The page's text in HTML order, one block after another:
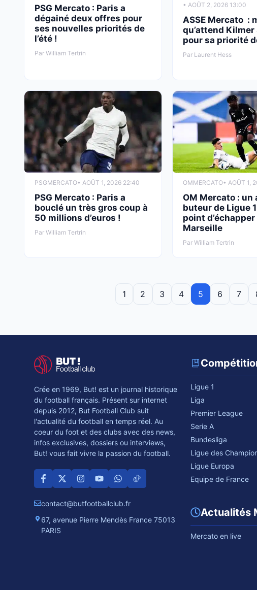
PSG Mercato : Paris a
dégainé deux offres pour
ses nouvelles priorités de
l’été !
Par William Tertrin
• AOÛT 2, 2026 13:00
ASSE Mercato :
qu’attend Kilmer
pour sa priorité
Par Laurent Hess
PSGMERCATO• AOÛT 1, 2026 22:40
PSG Mercato : Paris a
bouclé un très gros coup à
50 millions d’euros !
Par William Tertrin
OMMERCATO• AOÛT 1,
OM Mercato : un
buteur de Ligue
point d’échapper
Marseille
Par William Tertrin
1 2 3 4 5 6 7
Crée en 1969, But! est un journal historique
du football français. Présent sur internet
depuis 2012, But Football Club suit
l'actualité du football en temps réel. Au
coeur du foot et des clubs avec des news,
infos exclusives, dossiers ou interviews,
But! vous fait vivre la passion du football.
contact@butfootballclub.fr
67, avenue Pierre Mendès France 75013
PARIS
Ligue 1
Liga
Premier League
Serie A
Bundesliga
Ligue des
Ligue Europa
Equipe de France
Actualités
Mercato en live